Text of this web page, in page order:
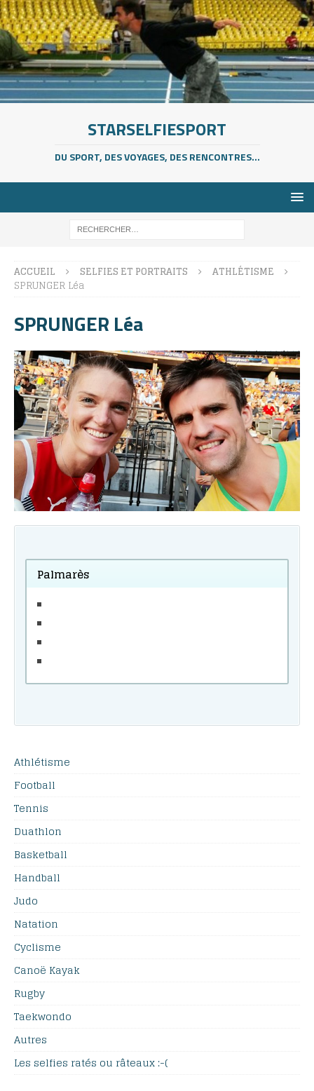
STARSELFIESPORT
DU SPORT, DES VOYAGES, DES RENCONTRES...
ACCUEIL SELFIES ET PORTRAITS
ATHLÉTISME
SPRUNGER Léa
SPRUNGER Léa
Palmarès
Athlétisme
Football
Tennis
Duathlon
Basketball
Handball
Judo
Natation
Cyclisme
Canoë Kayak
Rugby
Taekwondo
Autres
Les selfies ratés ou râteaux :-(